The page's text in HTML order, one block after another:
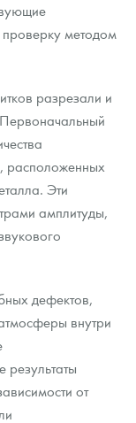
проверку методом
разрезали и
расположенных
Эти
амплитуды,
дефектов,
внутри
результаты
от